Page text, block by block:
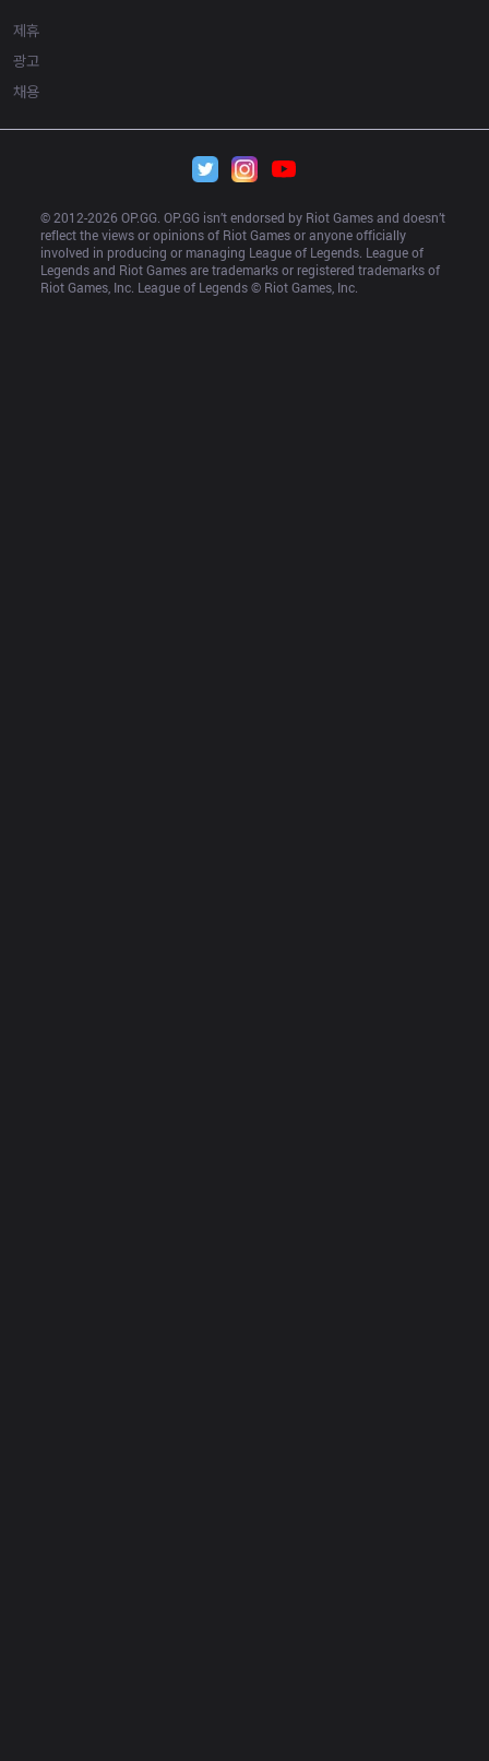
제휴
광고
채용
© 2012-2026 OP.GG. OP.GG isn’t endorsed by Riot Games and doesn’t
reflect the views or opinions of Riot Games or anyone officially
involved in producing or managing League of Legends. League of
Legends and Riot Games are trademarks or registered trademarks of
Riot Games, Inc. League of Legends © Riot Games, Inc.